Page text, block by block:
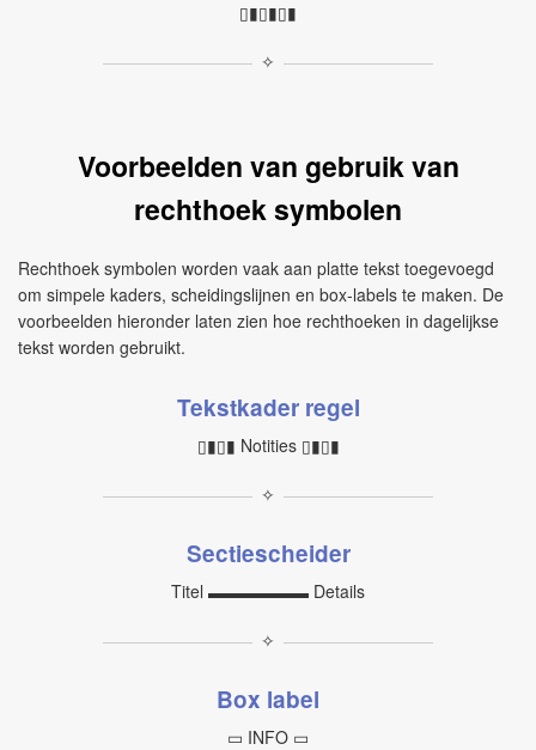
▯▮▯▮▯▮
✧
Voorbeelden van gebruik van
rechthoek symbolen
Rechthoek symbolen worden vaak aan platte tekst toegevoegd
om simpele kaders, scheidingslijnen en box‑labels te maken. De
voorbeelden hieronder laten zien hoe rechthoeken in dagelijkse
tekst worden gebruikt.
Tekstkader regel
▯▮▯▮ Notities ▯▮▯▮
✧
Sectiescheider
Titel ▬▬▬▬▬▬ Details
✧
Box label
▭ INFO ▭